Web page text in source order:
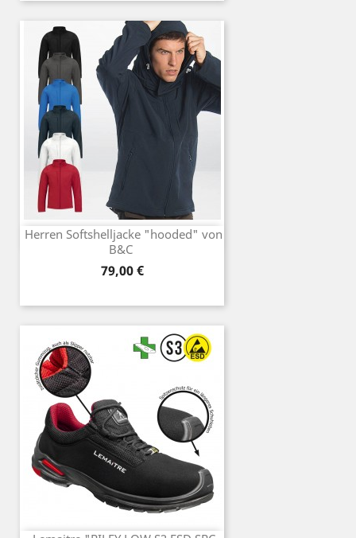
Herren Softshelljacke "hooded" von
B&C
Preis
79,00 €